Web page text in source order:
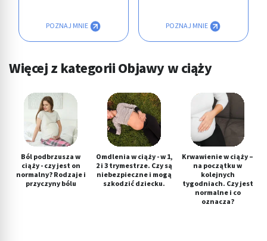
POZNAJ MNIE POZNAJ MNIE
Więcej z kategorii Objawy w ciąży
Ból podbrzusza w
ciąży - czy jest on
normalny? Rodzaje i
przyczyny bólu
Omdlenia w ciąży - w 1,
2 i 3 trymestrze. Czy są
niebezpieczne i mogą
szkodzić dziecku.
Krwawienie w ciąży –
na początku w
kolejnych
tygodniach. Czy jest
normalne i co
oznacza?